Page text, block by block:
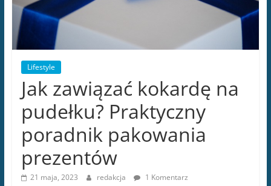
Lifestyle
Jak zawiązać kokardę na
pudełku? Praktyczny
poradnik pakowania
prezentów
21 maja, 2023 redakcja 1 Komentarz